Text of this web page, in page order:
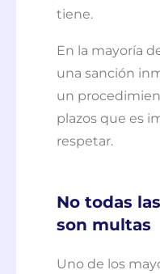
tiene.
En la mayoría
una sanción
un
plazos que es
respetar.
No todas
son multas
Uno de los